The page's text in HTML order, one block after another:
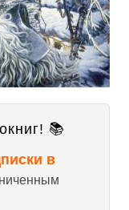
📚
в